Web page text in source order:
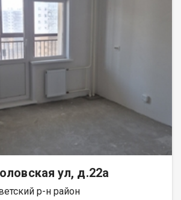
ул, д.22а
р-н район